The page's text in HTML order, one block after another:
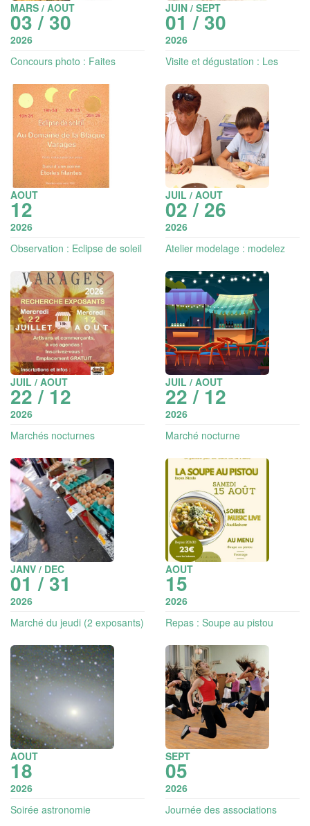
MARS / AOUT
03 / 30
2026
Concours photo : Faites
JUIN / SEPT
01 / 30
2026
Visite et dégustation : Les
AOUT
12
2026
Observation : Eclipse de soleil
JUIL / AOUT
02 / 26
2026
Atelier modelage : modelez
JUIL / AOUT
22 / 12
2026
Marchés nocturnes
JUIL / AOUT
22 / 12
2026
Marché nocturne
JANV / DEC
01 / 31
2026
Marché du jeudi (2 exposants)
AOUT
15
2026
Repas : Soupe au pistou
AOUT
18
2026
Soirée astronomie
SEPT
05
2026
Journée des associations